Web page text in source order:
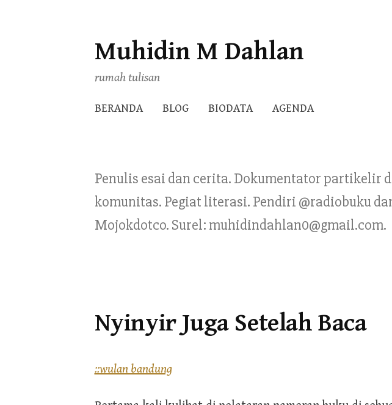
Skip
to
content
Muhidin M Dahlan
rumah tulisan
BERANDA BLOG BIODATA AGENDA
Penulis esai dan cerita. Dokumentator partikelir
komunitas. Pegiat literasi. Pendiri @radiobuku
Mojokdotco. Surel: muhidindahlan0@gmail.com.
Nyinyir Juga Setelah Baca
::wulan bandung